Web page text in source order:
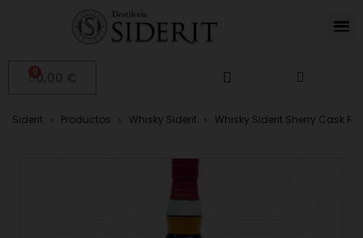
0,00 €
Siderit Productos Whisky Siderit Whisky Siderit Sherry Cask